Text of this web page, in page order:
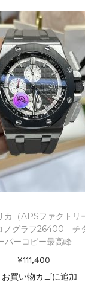
（APSファクトリ
ノグラフ26400
パーコピー最高峰
¥111,400
お買い物カゴに追加